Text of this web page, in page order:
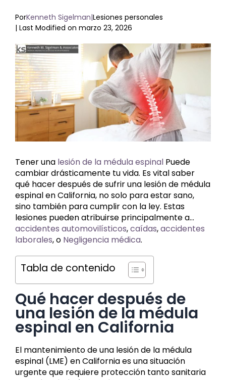
PorKenneth Sigelman|Lesiones personales
| Last Modified on marzo 23, 2026
Ver
imagen
más
grande
Tener una lesión de la médula espinal Puede
cambiar drásticamente tu vida. Es vital saber
qué hacer después de sufrir una lesión de médula
espinal en California, no solo para estar sano,
sino también para cumplir con la ley. Estas
lesiones pueden atribuirse principalmente a...
accidentes automovilísticos,caídas,accidentes
laborales, o Negligencia médica.
Tabla de contenido
Qué hacer después de
una lesión de la médula
espinal en California
El mantenimiento de una lesión de la médula
espinal (LME) en California es una situación
urgente que requiere protección tanto sanitaria